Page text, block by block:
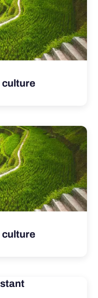
culture
culture